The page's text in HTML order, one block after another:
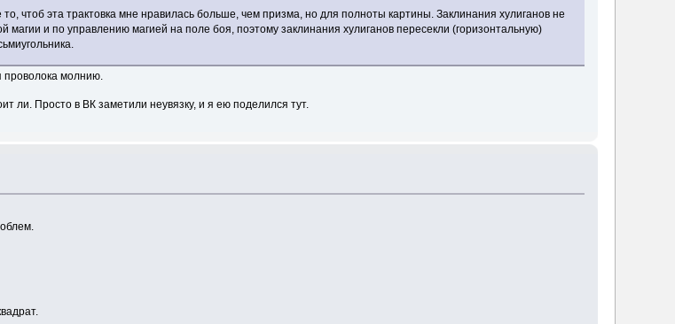
чтоб эта трактовка мне нравилась больше, чем призма, но для полноты картины. Заклинания хулиганов не
и по управлению магией на поле боя, поэтому заклинания хулиганов пересекли (горизонтальную)
проволока молнию.
ли. Просто в ВК заметили неувязку, и я ею поделился тут.